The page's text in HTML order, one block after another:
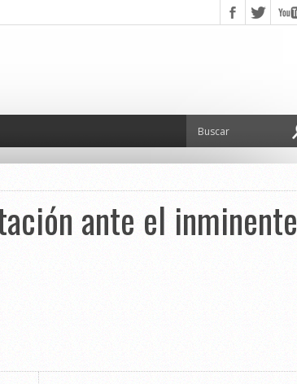
ante el inminente